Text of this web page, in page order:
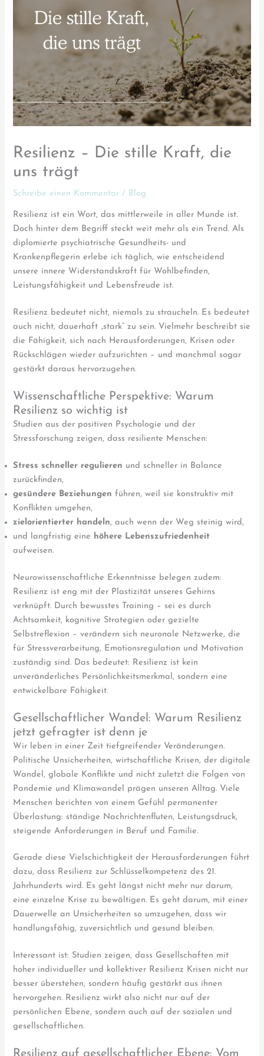
Resilienz – Die stille Kraft, die
uns trägt
Schreibe einen Kommentar / Blog
Resilienz ist ein Wort, das mittlerweile in aller Munde ist.
Doch hinter dem Begriff steckt weit mehr als ein Trend. Als
diplomierte psychiatrische Gesundheits- und
Krankenpflegerin erlebe ich täglich, wie entscheidend
unsere innere Widerstandskraft für Wohlbefinden,
Leistungsfähigkeit und Lebensfreude ist.
Resilienz bedeutet nicht, niemals zu straucheln. Es bedeutet
auch nicht, dauerhaft „stark“ zu sein. Vielmehr beschreibt sie
die Fähigkeit, sich nach Herausforderungen, Krisen oder
Rückschlägen wieder aufzurichten – und manchmal sogar
gestärkt daraus hervorzugehen.
Wissenschaftliche Perspektive: Warum
Resilienz so wichtig ist
Studien aus der positiven Psychologie und der
Stressforschung zeigen, dass resiliente Menschen:
Stress schneller regulieren und schneller in Balance
zurückfinden,
gesündere Beziehungen führen, weil sie konstruktiv mit
Konflikten umgehen,
zielorientierter handeln, auch wenn der Weg steinig wird,
und langfristig eine höhere Lebenszufriedenheit
aufweisen.
Neurowissenschaftliche Erkenntnisse belegen zudem:
Resilienz ist eng mit der Plastizität unseres Gehirns
verknüpft. Durch bewusstes Training – sei es durch
Achtsamkeit, kognitive Strategien oder gezielte
Selbstreflexion – verändern sich neuronale Netzwerke, die
für Stressverarbeitung, Emotionsregulation und Motivation
zuständig sind. Das bedeutet: Resilienz ist kein
unveränderliches Persönlichkeitsmerkmal, sondern eine
entwickelbare Fähigkeit.
Gesellschaftlicher Wandel: Warum Resilienz
jetzt gefragter ist denn je
Wir leben in einer Zeit tiefgreifender Veränderungen.
Politische Unsicherheiten, wirtschaftliche Krisen, der digitale
Wandel, globale Konflikte und nicht zuletzt die Folgen von
Pandemie und Klimawandel prägen unseren Alltag. Viele
Menschen berichten von einem Gefühl permanenter
Überlastung: ständige Nachrichtenfluten, Leistungsdruck,
steigende Anforderungen in Beruf und Familie.
Gerade diese Vielschichtigkeit der Herausforderungen führt
dazu, dass Resilienz zur Schlüsselkompetenz des 21.
Jahrhunderts wird. Es geht längst nicht mehr nur darum,
eine einzelne Krise zu bewältigen. Es geht darum, mit einer
Dauerwelle an Unsicherheiten so umzugehen, dass wir
handlungsfähig, zuversichtlich und gesund bleiben.
Interessant ist: Studien zeigen, dass Gesellschaften mit
hoher individueller und kollektiver Resilienz Krisen nicht nur
besser überstehen, sondern häufig gestärkt aus ihnen
hervorgehen. Resilienz wirkt also nicht nur auf der
persönlichen Ebene, sondern auch auf der sozialen und
gesellschaftlichen.